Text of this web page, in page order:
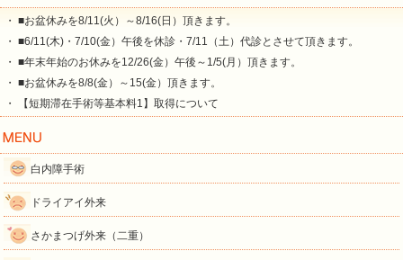
・ ■お盆休みを8/11(火）～8/16(日）頂きます。
・ ■6/11(木)・7/10(金）午後を休診・7/11（土）代診とさせて頂きます。
・ ■年末年始のお休みを12/26(金）午後～1/5(月）頂きます。
・ ■お盆休みを8/8(金）～15(金）頂きます。
・ 【短期滞在手術等基本料1】取得について
白内障手術
ドライアイ外来
さかまつげ外来（二重）